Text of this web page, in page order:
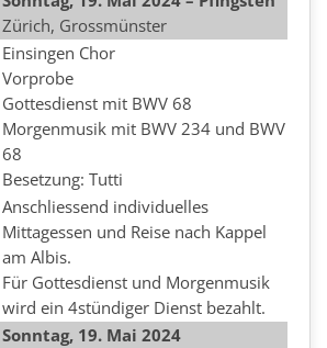
Zürich, Grossmünster
Einsingen Chor
Vorprobe
Gottesdienst mit BWV 68
Morgenmusik mit BWV 234 und BWV
68
Besetzung: Tutti
Anschliessend individuelles
Mittagessen und Reise nach Kappel
am Albis.
Für Gottesdienst und Morgenmusik
wird ein 4stündiger Dienst bezahlt.
Sonntag, 19. Mai 2024